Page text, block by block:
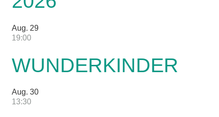
Aug. 29
19:00
WUNDERKINDER
Aug. 30
13:30